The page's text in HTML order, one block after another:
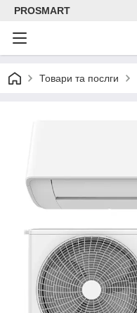
PROSMART
Товари та послги